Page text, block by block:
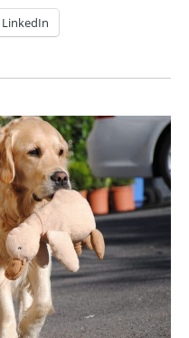
LinkedIn